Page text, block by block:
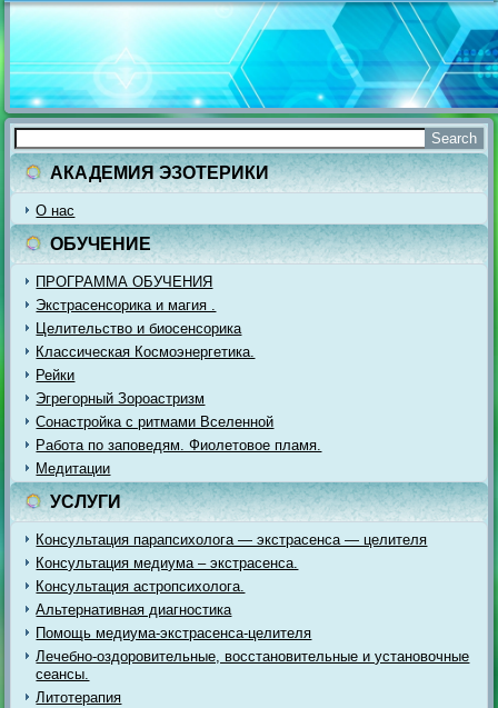
АКАДЕМИЯ ЭЗОТЕРИКИ
О нас
ОБУЧЕНИЕ
ПРОГРАММА ОБУЧЕНИЯ
Экстрасенсорика и магия .
Целительство и биосенсорика
Классическая Космоэнергетика.
Рейки
Эгрегорный Зороастризм
Сонастройка с ритмами Вселенной
Работа по заповедям. Фиолетовое пламя.
Медитации
УСЛУГИ
Консультация парапсихолога — экстрасенса — целителя
Консультация медиума – экстрасенса.
Консультация астропсихолога.
Альтернативная диагностика
Помощь медиума-экстрасенса-целителя
Лечебно-оздоровительные, восстановительные и установочные
сеансы.
Литотерапия